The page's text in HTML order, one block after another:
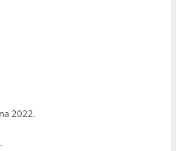
2022.